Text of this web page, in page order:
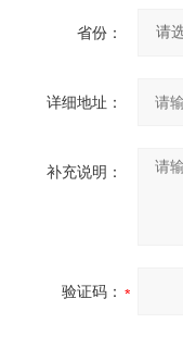
省份：
详细地址：
补充说明：
验证码：